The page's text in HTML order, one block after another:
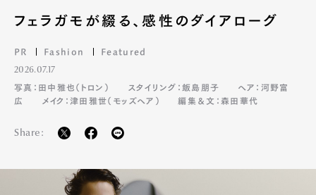
フェラガモが綴る、感性のダイアローグ
PR Fashion Featured
2026.07.17
写真：田中雅也（トロン）
スタイリング：飯島朋子
ヘア：河野富
広
メイク：津田雅世（モッズヘア） 編集＆文：森田華代
Share: